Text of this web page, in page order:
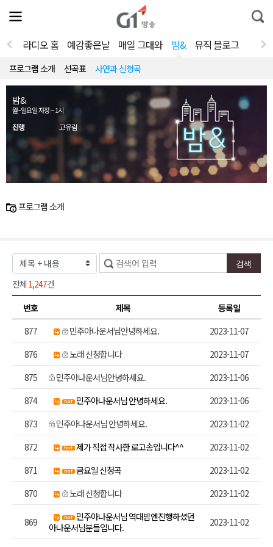
전
체
뉴
열
통
합
라디오 홈 예감좋은날 매일 그대와 밤& 뮤직 블로그
프로그램 소개 선곡표 사연과 신청곡
밤&
월~일요일 자정 ~ 1시
진행 고유림
프로그램 소개
전체 1,247건
번호
제목
등록일
877
민주아나운서님안녕하세요.
2023-11-07
876
노래 신청합니다
2023-11-07
875
민주아나운서님안녕하세요.
2023-11-06
874
민주아나운서님 안녕하세요.
2023-11-06
873
민주아나운서님 안녕하세요.
2023-11-02
872
제가 직접 작사한 로고송입니다^^
2023-11-02
871
금요일 신청곡
2023-11-02
870
노래 신청합니다 2023-11-02
869
민주아나운서님 역대밤엔진행하셨던
아나운서님분들입니다.
2023-11-02